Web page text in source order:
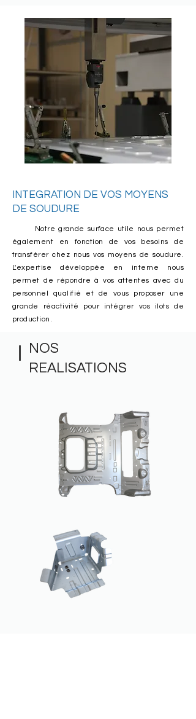
INTEGRATION DE VOS MOYENS
DE SOUDURE
Notre grande surface utile nous permet
également en fonction de vos besoins de
transférer chez nous vos moyens de soudure.
L'expertise développée en interne nous
permet de répondre à vos attentes avec du
personnel qualifié et de vous proposer une
grande réactivité pour intégrer vos ilots de
production.
NOS
REALISATIONS